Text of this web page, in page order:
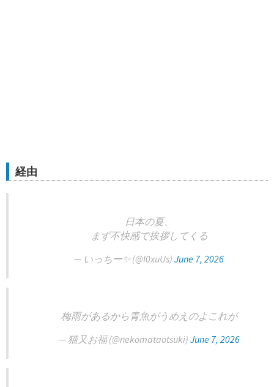
経由
日本の夏、
まず不快感で挨拶してくる
— いっちー✨ (@I0xuUs) June 7, 2026
梅雨があるから青魚がうめえのよこれが
— 猫又お福 (@nekomataotsuki) June 7, 2026